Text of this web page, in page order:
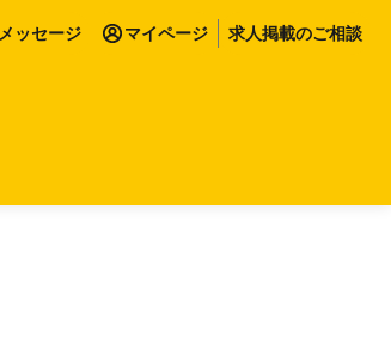
メッセージ マイページ 求人掲載のご相談